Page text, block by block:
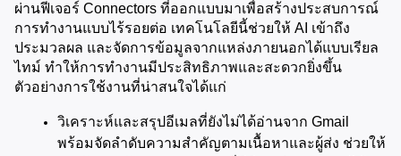
ผ่านฟีเจอร์ Connectors ที่ออกแบบมาเพื่อสร้างประสบการณ์
การทำงานแบบไร้รอยต่อ เทคโนโลยีนี้ช่วยให้ AI เข้าถึง
ประมวลผล และจัดการข้อมูลจากแหล่งภายนอกได้แบบเรียล
ไทม์ ทำให้การทำงานมีประสิทธิภาพและสะดวกยิ่งขึ้น
ตัวอย่างการใช้งานที่น่าสนใจได้แก่
วิเคราะห์และสรุปอีเมลที่ยังไม่ได้อ่านจาก Gmail
พร้อมจัดลำดับความสำคัญตามเนื้อหาและผู้ส่ง ช่วยให้